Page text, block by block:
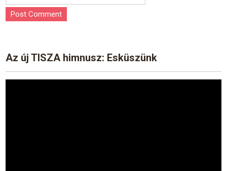
Az új TISZA himnusz: Esküszünk